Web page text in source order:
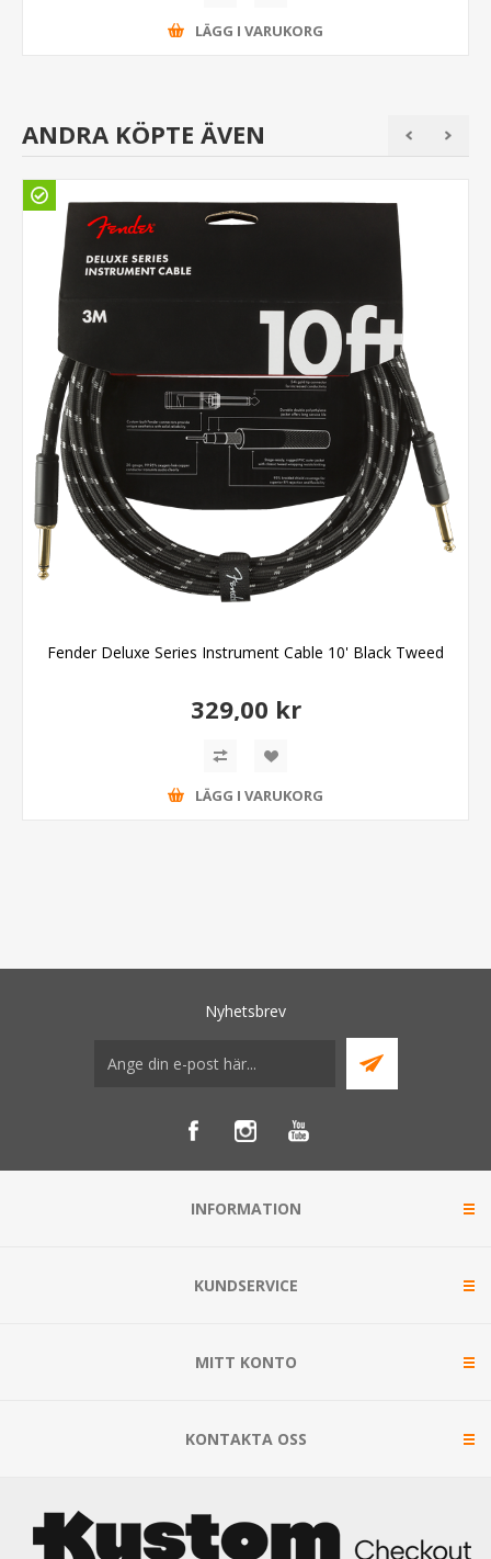
LÄGG I VARUKORG
ANDRA KÖPTE ÄVEN
Fender Deluxe Series Instrument Cable 10' Black Tweed
329,00 kr
LÄGG I VARUKORG
Nyhetsbrev
INFORMATION
KUNDSERVICE
MITT KONTO
KONTAKTA OSS